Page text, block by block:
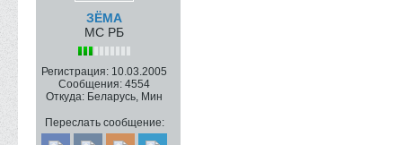
ЗЁМА
МС РБ
Регистрация: 10.03.2005
Сообщения: 4554
Откуда: Беларусь, Мин
Переслать сообщение: